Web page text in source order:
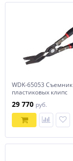
WDK-65053 Съемник
пластиковых клипс
29 770 руб.